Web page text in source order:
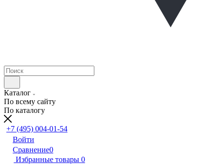
Каталог
По всему сайту
По каталогу
+7 (495) 004-01-54
Войти
Сравнение0
Избранные товары 0